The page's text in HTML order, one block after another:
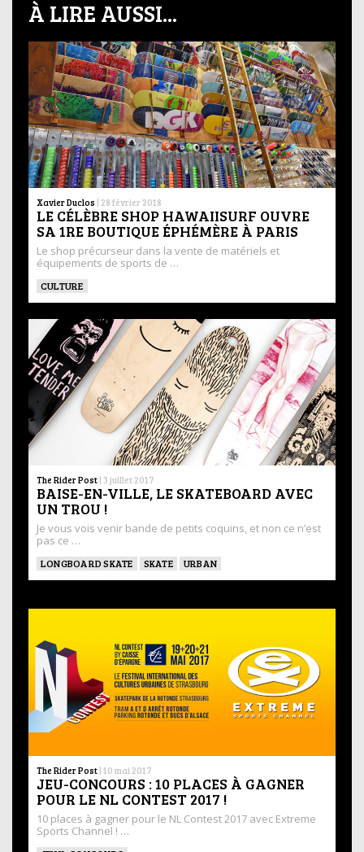
À LIRE AUSSI...
Xavier Duclos | 28 février 2018
LE CÉLÈBRE SHOP HAWAIISURF OUVRE
SA 1RE BOUTIQUE ÉPHÉMÈRE À PARIS
Le shop précurseur dans la vente de matériels et
équipements de sports de …
CULTURE
The Rider Post | 3 juillet 2017
BAISE-EN-VILLE, LE SKATEBOARD AVEC
UN TROU !
Je vous vois venir bande de petits coquins, et non ce n’est
pas ce …
LONGBOARD SKATE SKATE URBAN
The Rider Post | 10 mai 2017
JEU-CONCOURS : 10 PLACES À GAGNER
POUR LE NL CONTEST 2017 !
10 places à gagner pour le NL Contest 2017 avec Extreme
Sports Channel ! …